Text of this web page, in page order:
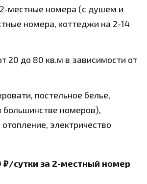
местные номера (с душем и
номера, коттеджи на 2-14
20 до 80 кв.м в зависимости от
постельное белье,
большинстве номеров),
электричество
₽/сутки за 2-местный номер